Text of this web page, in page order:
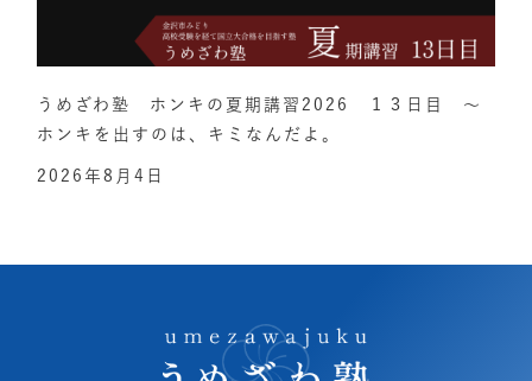
うめざわ塾 ホンキの夏期講習2026 １３日目 ～
ホンキを出すのは、キミなんだよ。
2026年8月4日